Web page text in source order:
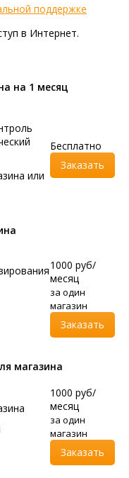
поддержке
в Интернет.
на 1 месяц
или
Бесплатно
Заказать
1000 руб/
месяц
за один
магазин
Заказать
магазина
1000 руб/
месяц
за один
магазин
Заказать